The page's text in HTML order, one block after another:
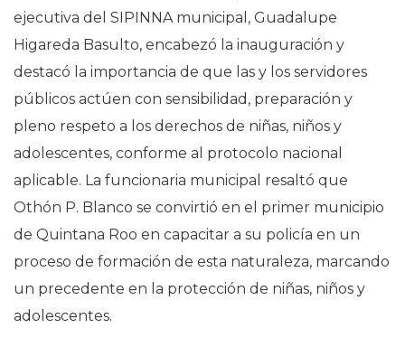
ejecutiva del SIPINNA municipal, Guadalupe
Higareda Basulto, encabezó la inauguración y
destacó la importancia de que las y los servidores
públicos actúen con sensibilidad, preparación y
pleno respeto a los derechos de niñas, niños y
adolescentes, conforme al protocolo nacional
aplicable. La funcionaria municipal resaltó que
Othón P. Blanco se convirtió en el primer municipio
de Quintana Roo en capacitar a su policía en un
proceso de formación de esta naturaleza, marcando
un precedente en la protección de niñas, niños y
adolescentes.